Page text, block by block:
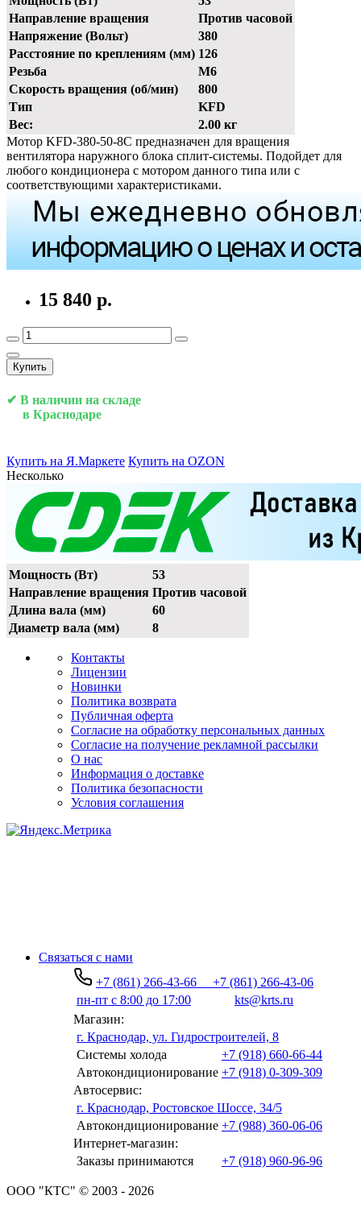
Направление вращения
Против часовой
Напряжение (Вольт)
380
Расстояние по креплениям (мм) 126
Резьба
М6
Скорость вращения (об/мин)
800
Тип
KFD
Вес:
2.00 кг
Мотор KFD-380-50-8C предназначен для вращения
вентилятора наружного блока сплит-системы. Подойдет для
любого кондиционера с мотором данного типа или с
соответствующими характеристиками.
15 840 р.
Купить
✔ В наличии на складе
в Краснодаре
Купить на Я.Маркете Купить на OZON
Несколько
Мощность (Вт)
53
Направление вращения Против часовой
Длина вала (мм)
60
Диаметр вала (мм)
8
Контакты
Лицензии
Новинки
Политика возврата
Публичная оферта
Согласие на обработку персональных данных
Согласие на получение рекламной рассылки
О нас
Информация о доставке
Политика безопасности
Условия соглашения
Связаться с нами
+7 (861) 266-43-66
+7 (861) 266-43-06
пн-пт с 8:00 до 17:00
kts@krts.ru
Магазин:
г. Краснодар, ул. Гидростроителей, 8
Системы холода
+7 (918) 660-66-44
Автокондиционирование +7 (918) 0-309-309
Автосервис:
г. Краснодар, Ростовское Шоссе, 34/5
Автокондиционирование +7 (988) 360-06-06
Интернет-магазин:
Заказы принимаются
+7 (918) 960-96-96
ООО "КТС" © 2003 - 2026